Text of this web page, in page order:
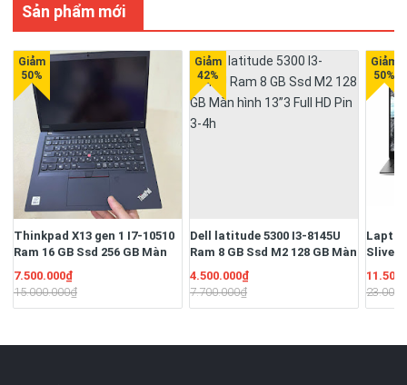
Sản phẩm mới
Thinkpad X13 gen 1 I7-10510
Ram 16 GB Ssd 256 GB Màn
13.3" Full HD Ngoại hình đẹp
Pin 3-4h
7.500.000₫
15.000.000₫
Dell latitude 5300 I3-8145U
Ram 8 GB Ssd M2 128 GB Màn
hình 13”3 Full HD Pin 3-4h
4.500.000₫
7.700.000₫
Laptop
Sliver/
13.3"
51W/